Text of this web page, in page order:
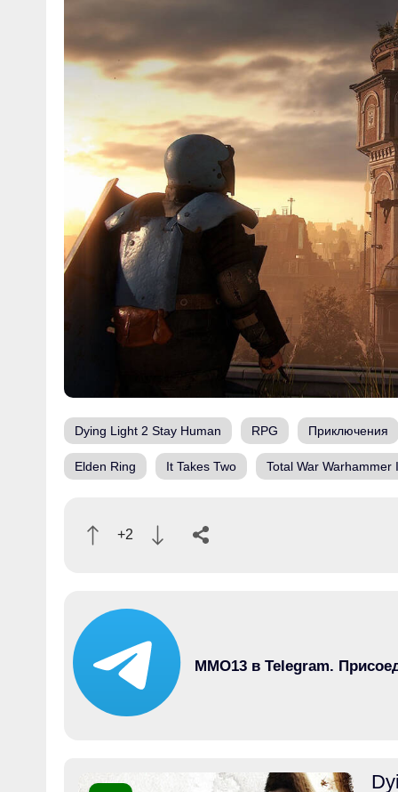
Dying Light 2 Stay Human RPG Приключения
Elden Ring It Takes Two Total War Warhammer
+2
MMO13 в Telegram.